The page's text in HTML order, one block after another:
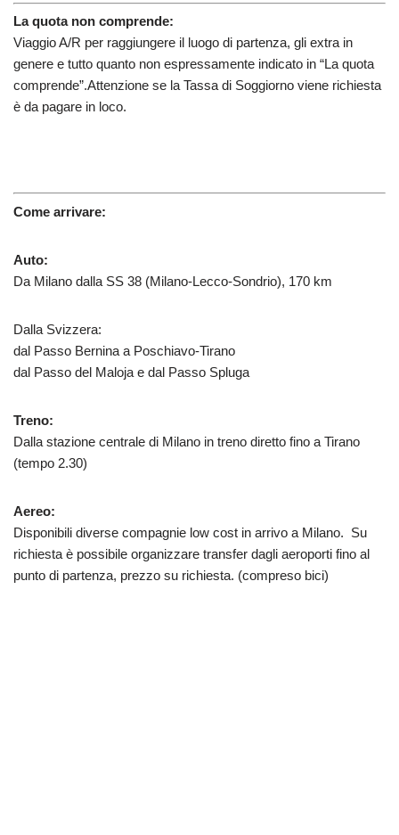
La quota non comprende:
Viaggio A/R per raggiungere il luogo di partenza, gli extra in
genere e tutto quanto non espressamente indicato in “La quota
comprende”.Attenzione se la Tassa di Soggiorno viene richiesta
è da pagare in loco.
Come arrivare:
Auto:
Da Milano dalla SS 38 (Milano-Lecco-Sondrio), 170 km
Dalla Svizzera:
dal Passo Bernina a Poschiavo-Tirano
dal Passo del Maloja e dal Passo Spluga
Treno:
Dalla stazione centrale di Milano in treno diretto fino a Tirano
(tempo 2.30)
Aereo:
Disponibili diverse compagnie low cost in arrivo a Milano. Su
richiesta è possibile organizzare transfer dagli aeroporti fino al
punto di partenza, prezzo su richiesta. (compreso bici)